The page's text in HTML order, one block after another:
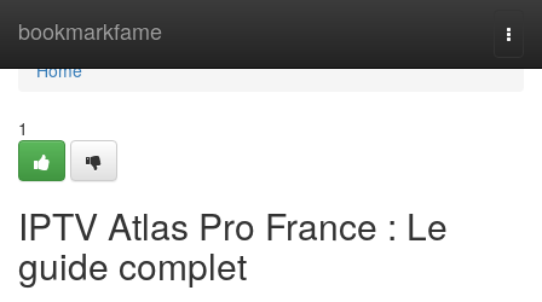
bookmarkfame
Home
Home
1
IPTV Atlas Pro France : Le
guide complet